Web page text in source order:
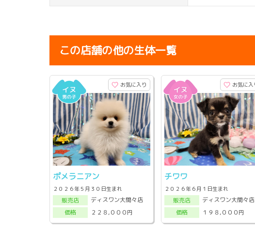
この店舗の他の生体一覧
お気に入り
ポメラニアン
２０２６年５月３０日生まれ
販売店
ディスワン大間々店
価格
２２８,０００円
お気に入
チワワ
２０２６年６月１日生まれ
販売店
ディスワン大間々店
価格
１９８,０００円